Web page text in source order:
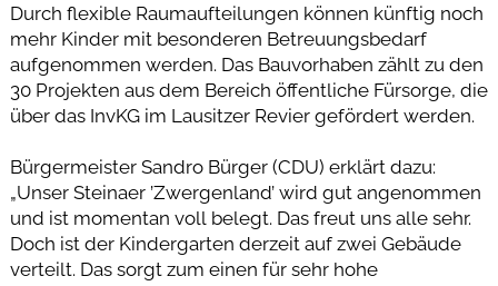
Durch flexible Raumaufteilungen können künftig noch
mehr Kinder mit besonderen Betreuungsbedarf
aufgenommen werden. Das Bauvorhaben zählt zu den
30 Projekten aus dem Bereich öffentliche Fürsorge, die
über das InvKG im Lausitzer Revier gefördert werden.
Bürgermeister Sandro Bürger (CDU) erklärt dazu:
„Unser Steinaer ’Zwergenland’ wird gut angenommen
und ist momentan voll belegt. Das freut uns alle sehr.
Doch ist der Kindergarten derzeit auf zwei Gebäude
verteilt. Das sorgt zum einen für sehr hohe